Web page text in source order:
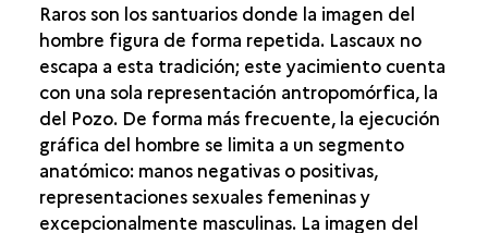
Raros son los santuarios donde la imagen del
hombre figura de forma repetida. Lascaux no
escapa a esta tradición; este yacimiento cuenta
con una sola representación antropomórfica, la
del Pozo. De forma más frecuente, la ejecución
gráfica del hombre se limita a un segmento
anatómico: manos negativas o positivas,
representaciones sexuales femeninas y
excepcionalmente masculinas. La imagen del